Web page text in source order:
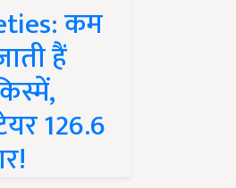
कम
हैं
126.6